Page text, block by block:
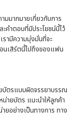
มมากมายเกี่ยวกับการ
คำตอบที่มีประโยชน์นี้ไว้
รามีความมุ่งมั่นที่จะ
นเสิร์ตนี้ไปถึงของแฟน
บัตรแบบผิดจรรยาบรรณ
ายบัตร แนะนำให้ลูกค้า
ยอย่างเป็นทางการ ทาง